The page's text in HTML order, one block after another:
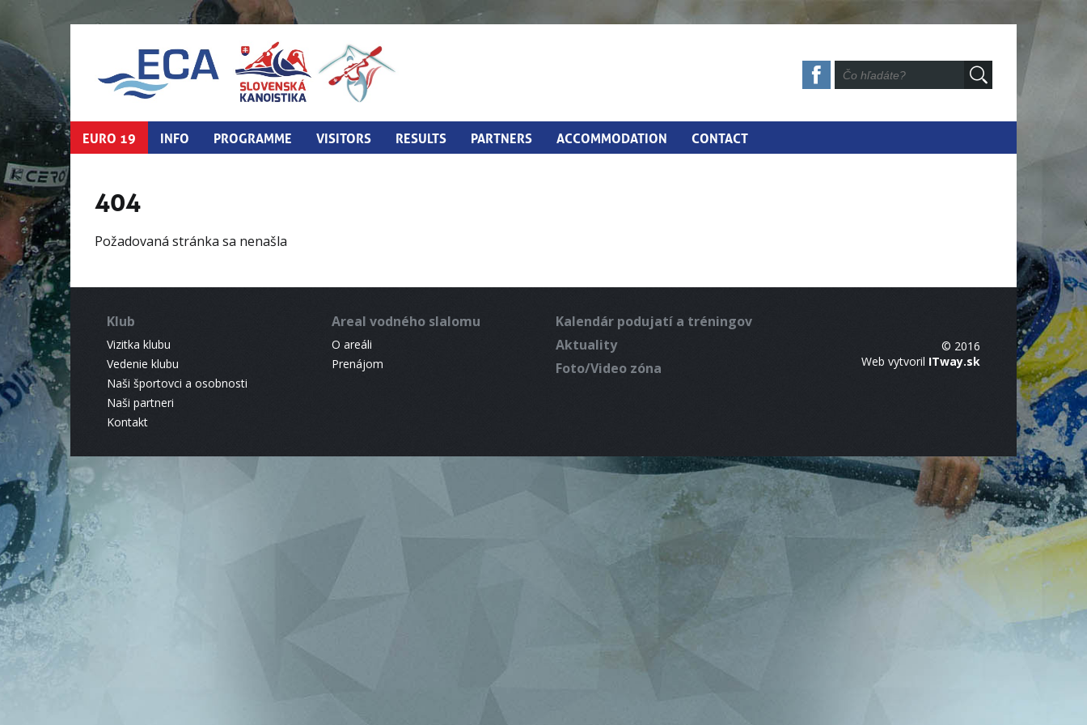
EURO 19 INFO PROGRAMME VISITORS RESULTS PARTNERS ACCOMMODATION CONTACT
404
Požadovaná stránka sa nenašla
Klub
Vizitka klubu
Vedenie klubu
Naši športovci a osobnosti
Naši partneri
Kontakt
Areal vodného slalomu
O areáli
Prenájom
Kalendár podujatí a tréningov
Aktuality
Foto/Video zóna
© 2016
Web vytvoril ITway.sk